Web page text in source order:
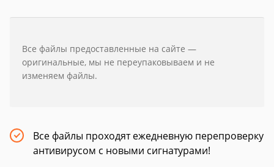
Все файлы предоставленные на сайте —
оригинальные, мы не переупаковываем и не
изменяем файлы.
Все файлы проходят ежедневную перепроверку
антивирусом с новыми сигнатурами!